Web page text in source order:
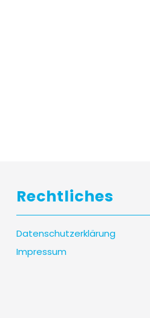
Rechtliches
Datenschutzerklärung
Impressum